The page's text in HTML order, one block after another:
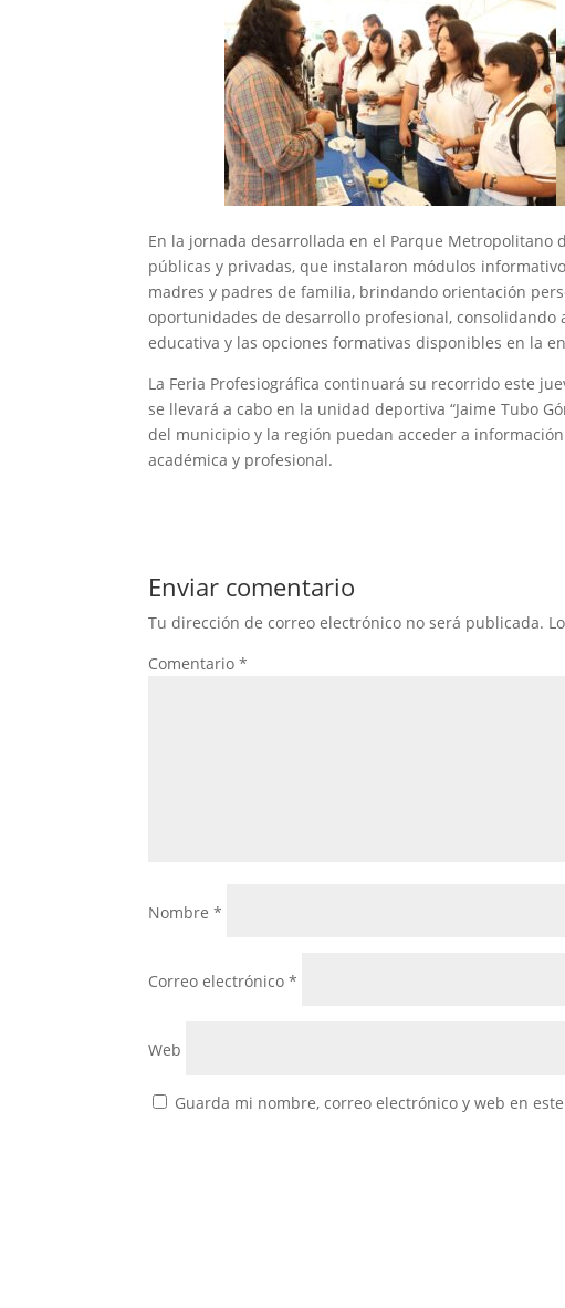
En la jornada desarrollada en el Parque Metropolitano
públicas y privadas, que instalaron módulos
madres y padres de familia, brindando orientación
oportunidades de desarrollo profesional,
educativa y las opciones formativas disponibles en la
La Feria Profesiográfica continuará su recorrido este
se llevará a cabo en la unidad deportiva “Jaime Tubo
del municipio y la región puedan acceder a
académica y profesional.
Enviar comentario
Tu dirección de correo electrónico no será publicada.
Comentario*
Nombre*
Correo electrónico*
Web
Guarda mi nombre, correo electrónico y web en